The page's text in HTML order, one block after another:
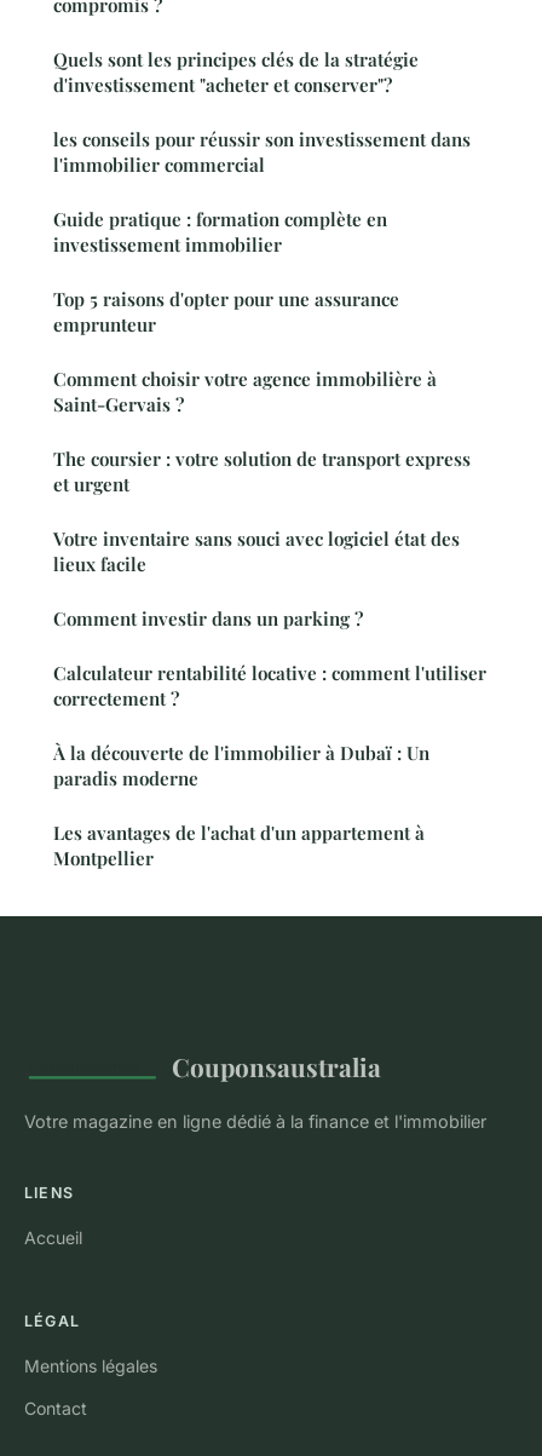
compromis ?
Quels sont les principes clés de la stratégie
d'investissement "acheter et conserver"?
les conseils pour réussir son investissement dans
l'immobilier commercial
Guide pratique : formation complète en
investissement immobilier
Top 5 raisons d'opter pour une assurance
emprunteur
Comment choisir votre agence immobilière à
Saint-Gervais ?
The coursier : votre solution de transport express
et urgent
Votre inventaire sans souci avec logiciel état des
lieux facile
Comment investir dans un parking ?
Calculateur rentabilité locative : comment l'utiliser
correctement ?
À la découverte de l'immobilier à Dubaï : Un
paradis moderne
Les avantages de l'achat d'un appartement à
Montpellier
Couponsaustralia
Votre magazine en ligne dédié à la finance et l'immobilier
LIENS
Accueil
LÉGAL
Mentions légales
Contact